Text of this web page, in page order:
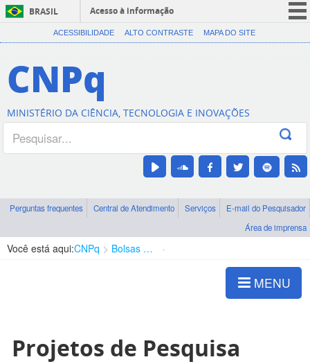
BRASIL
Acesso à informação
CORONAVÍRUS (COVID-19)
Canais
ACESSIBILIDADE ALTO CONTRASTE MAPA DO SITE
CNPq
MINISTÉRIO DA CIÊNCIA, TECNOLOGIA E INOVAÇÕES
Perguntas frequentes Central de Atendimento Serviços
E-mail do Pesquisador
Área de imprensa
Você está aqui:CNPq Bolsas e Auxílios Vigentes
MENU
Projetos de Pesquisa